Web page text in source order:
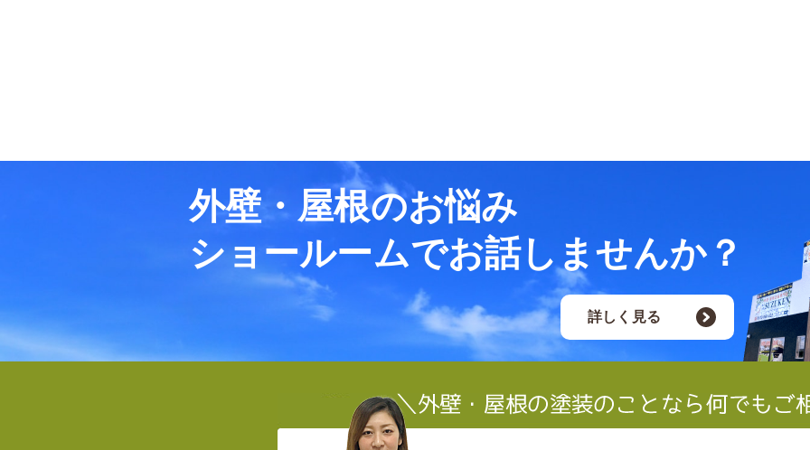
外壁・屋根のお悩み
ショールームでお話しませんか？
詳しく見る